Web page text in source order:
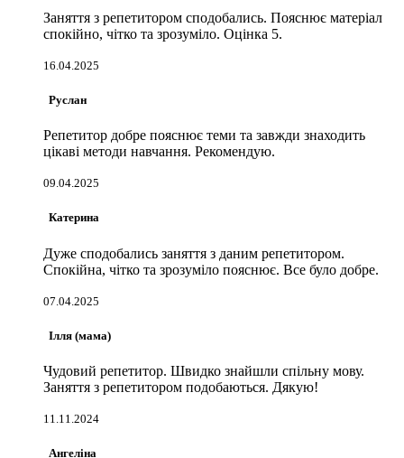
Заняття з репетитором сподобались. Пояснює матеріал
спокійно, чітко та зрозуміло. Оцінка 5.
16.04.2025
Руслан
Репетитор добре пояснює теми та завжди знаходить
цікаві методи навчання. Рекомендую.
09.04.2025
Катерина
Дуже сподобались заняття з даним репетитором.
Спокійна, чітко та зрозуміло пояснює. Все було добре.
07.04.2025
Ілля (мама)
Чудовий репетитор. Швидко знайшли спільну мову.
Заняття з репетитором подобаються. Дякую!
11.11.2024
Ангеліна